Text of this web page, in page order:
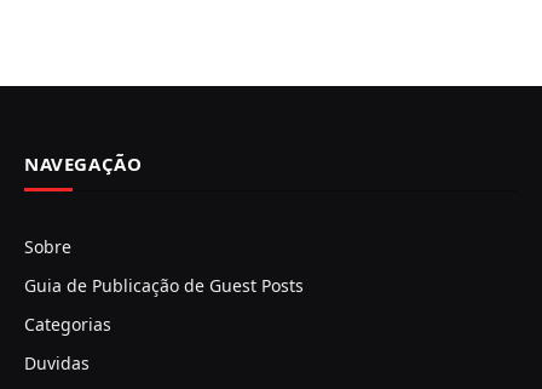
NAVEGAÇÃO
Sobre
Guia de Publicação de Guest Posts
Categorias
Duvidas